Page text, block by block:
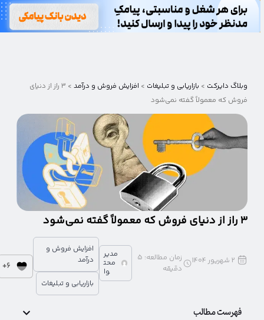
وبلاگدایرکت
وبلاگ دایرکت> بازاریابی و تبلیغات> افزایش فروش و درآمد>
۳ راز از دنیای
فروش که معمولاً گفته نمی‌شود
مدیر
محت
افزایش فروش و
درآمد
بازاریابی و تبلیغات
6+ 2 شهریور 1404 زمان مطالعه:5
دقیقه
فهرست مطالب